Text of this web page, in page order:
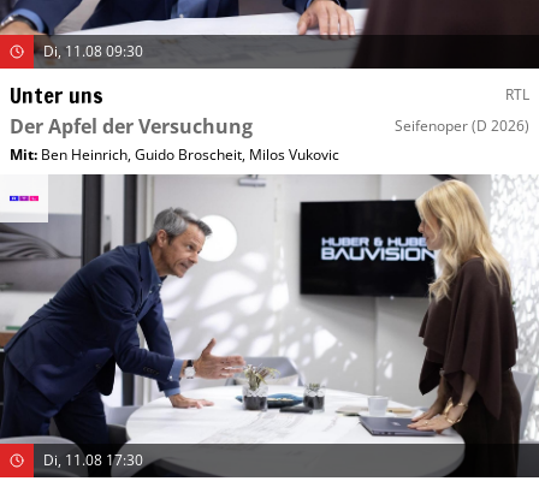
Di, 11.08 09:30
Unter uns RTL
Der Apfel der Versuchung Seifenoper(D 2026)
Mit: Ben Heinrich,Guido Broscheit, Milos Vukovic
Di, 11.08 17:30